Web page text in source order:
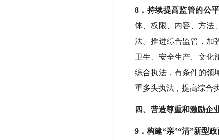
8．持续提高监管的公
体、权限、内容、方法
法。推进综合监管，加
卫生、安全生产、文化
综合执法，有条件的领
重多头执法，提高综合
四、营造尊重和激励企
9．构建“亲”“清”新型